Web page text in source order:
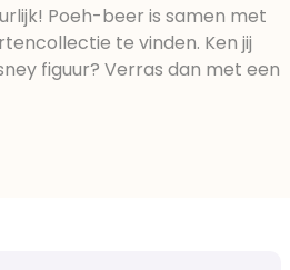
Poeh-beer is samen met
te vinden. Ken jij
figuur? Verras dan met een